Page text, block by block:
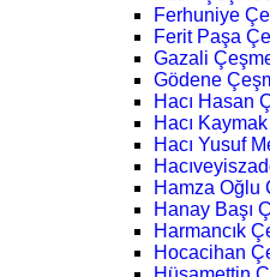
Ferhuniye
Ferit Paşa
Gazali
Gödene
Hacı Hasan
Hacı
Hacı Yusuf
Hamza Oğlu
Hanay Başı
Harmancık
Hocacihan